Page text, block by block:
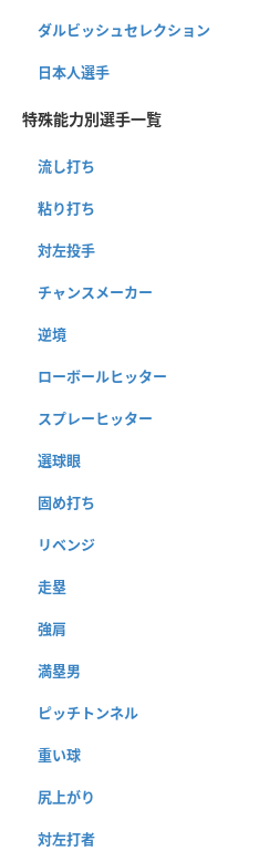
ダルビッシュセレクション
日本人選手
特殊能力別選手一覧
流し打ち
粘り打ち
対左投手
チャンスメーカー
逆境
ローボールヒッター
スプレーヒッター
選球眼
固め打ち
リベンジ
走塁
強肩
満塁男
ピッチトンネル
重い球
尻上がり
対左打者